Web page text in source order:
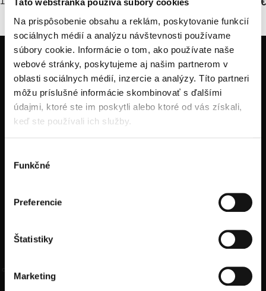
Táto webstránka používa súbory cookies
Na prispôsobenie obsahu a reklám, poskytovanie funkcií
sociálnych médií a analýzu návštevnosti používame
súbory cookie. Informácie o tom, ako používate naše
webové stránky, poskytujeme aj našim partnerom v
oblasti sociálnych médií, inzercie a analýzy. Títo partneri
môžu príslušné informácie skombinovať s ďalšími
údajmi, ktoré ste im poskytli alebo ktoré od vás získali,
keď ste používali ich služby.
súhlasu
Funkčné
Preferencie
Štatistiky
Marketing
FOOTER MENU